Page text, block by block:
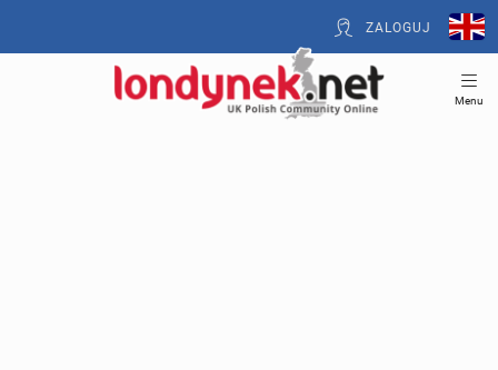
ZALOGUJ
Menu